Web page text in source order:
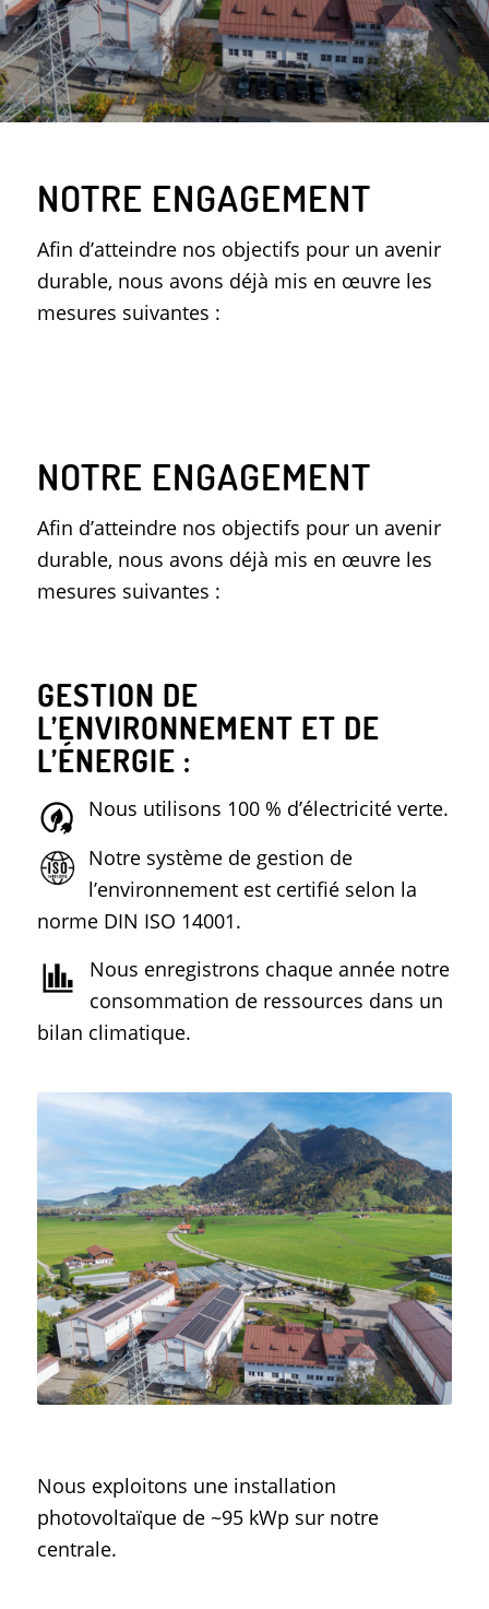
NOTRE ENGAGEMENT
Afin d’atteindre nos objectifs pour un avenir
durable, nous avons déjà mis en œuvre les
mesures suivantes :
NOTRE ENGAGEMENT
Afin d’atteindre nos objectifs pour un avenir
durable, nous avons déjà mis en œuvre les
mesures suivantes :
GESTION DE
L’ENVIRONNEMENT ET DE
L’ÉNERGIE :
Nous utilisons 100 % d’électricité verte.
Notre système de gestion de
l’environnement est certifié selon la
norme DIN ISO 14001.
Nous enregistrons chaque année notre
consommation de ressources dans un
bilan climatique.
Nous exploitons une installation
photovoltaïque de ~95 kWp sur notre
centrale.